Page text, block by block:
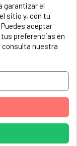
garantizar el
sitio y, con tu
aceptar
preferencias en
consulta nuestra